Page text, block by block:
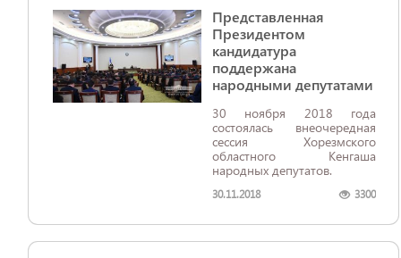
Представленная
Президентом
кандидатура
поддержана
народными депутатами
30 ноября 2018 года
состоялась внеочередная
сессия Хорезмского
областного Кенгаша
народных депутатов.
30.11.2018 3300